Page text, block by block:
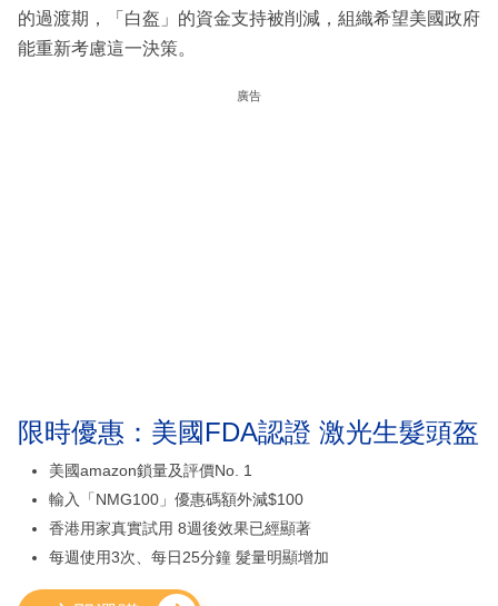
的過渡期，「白盔」的資金支持被削減，組織希望美國政府
能重新考慮這一決策。
廣告
限時優惠：美國FDA認證 激光生髮頭盔
美國amazon鎖量及評價No. 1
輸入「NMG100」優惠碼額外減$100
香港用家真實試用 8週後效果已經顯著
每週使用3次、每日25分鐘 髮量明顯增加